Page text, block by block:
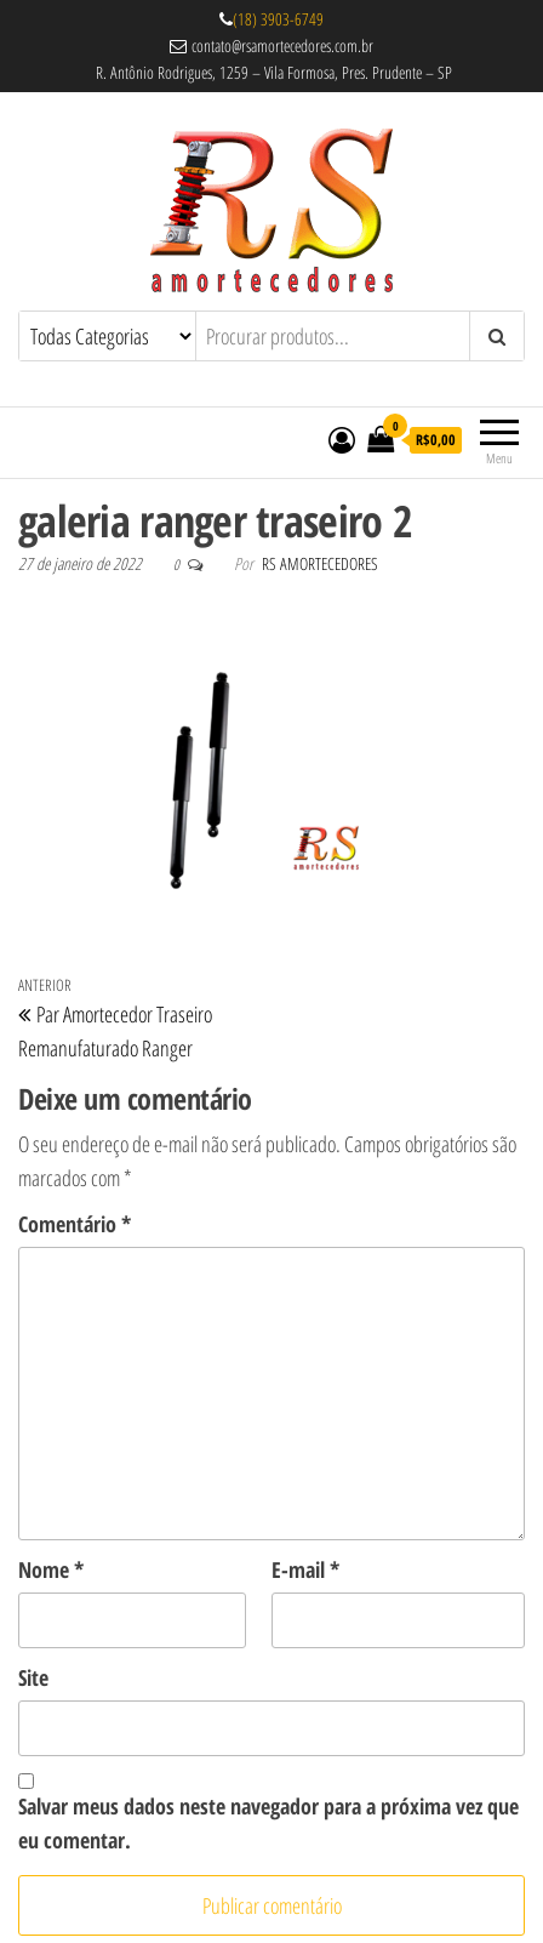
(18) 3903-6749
contato@rsamortecedores.com.br
R. Antônio Rodrigues, 1259 – Vila Formosa, Pres. Prudente – SP
Rs Amortecedores Recondicionados –
Suspensão e Molas
Amortecedores Recondicionados de
qualidade reconhecida.
Menu
0
R$0,00
galeria ranger traseiro 2
27 de janeiro de 2022 0 Por RS AMORTECEDORES
Navegação de Post
Post anterior
ANTERIOR
Par Amortecedor Traseiro
Remanufaturado Ranger
Deixe um comentário
O seu endereço de e-mail não será publicado. Campos obrigatórios são
marcados com*
Comentário*
Nome* E-mail*
Site
Salvar meus dados neste navegador para a próxima vez que
eu comentar.